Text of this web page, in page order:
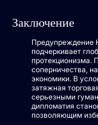
Заключение
Предупреждение
подчеркивает
протекционизма.
соперничества,
экономики. В
затяжная
серьезными
дипломатия
позволяющим